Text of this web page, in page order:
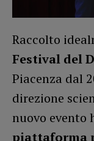
Raccolto
Festival del
Piacenza dal
direzione
nuovo evento
piattaforma